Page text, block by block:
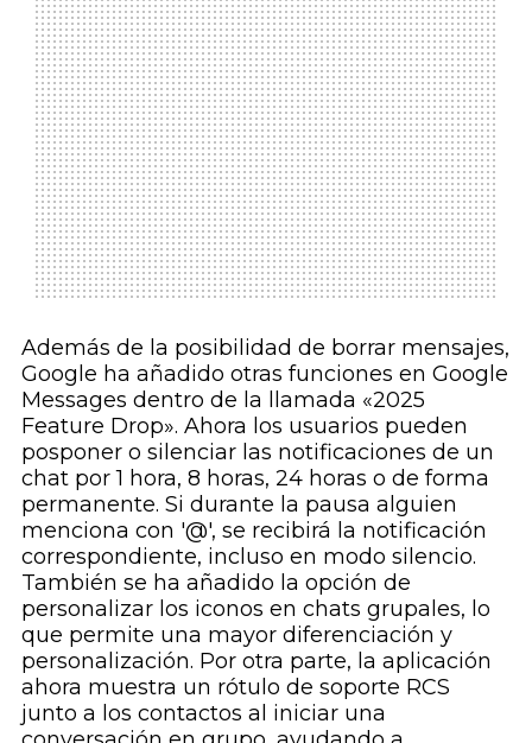
Además de la posibilidad de borrar mensajes,
Google ha añadido otras funciones en Google
Messages dentro de la llamada «2025
Feature Drop». Ahora los usuarios pueden
posponer o silenciar las notificaciones de un
chat por 1 hora, 8 horas, 24 horas o de forma
permanente. Si durante la pausa alguien
menciona con '@', se recibirá la notificación
correspondiente, incluso en modo silencio.
También se ha añadido la opción de
personalizar los iconos en chats grupales, lo
que permite una mayor diferenciación y
personalización. Por otra parte, la aplicación
ahora muestra un rótulo de soporte RCS
junto a los contactos al iniciar una